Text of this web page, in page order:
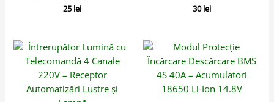
25lei
30lei